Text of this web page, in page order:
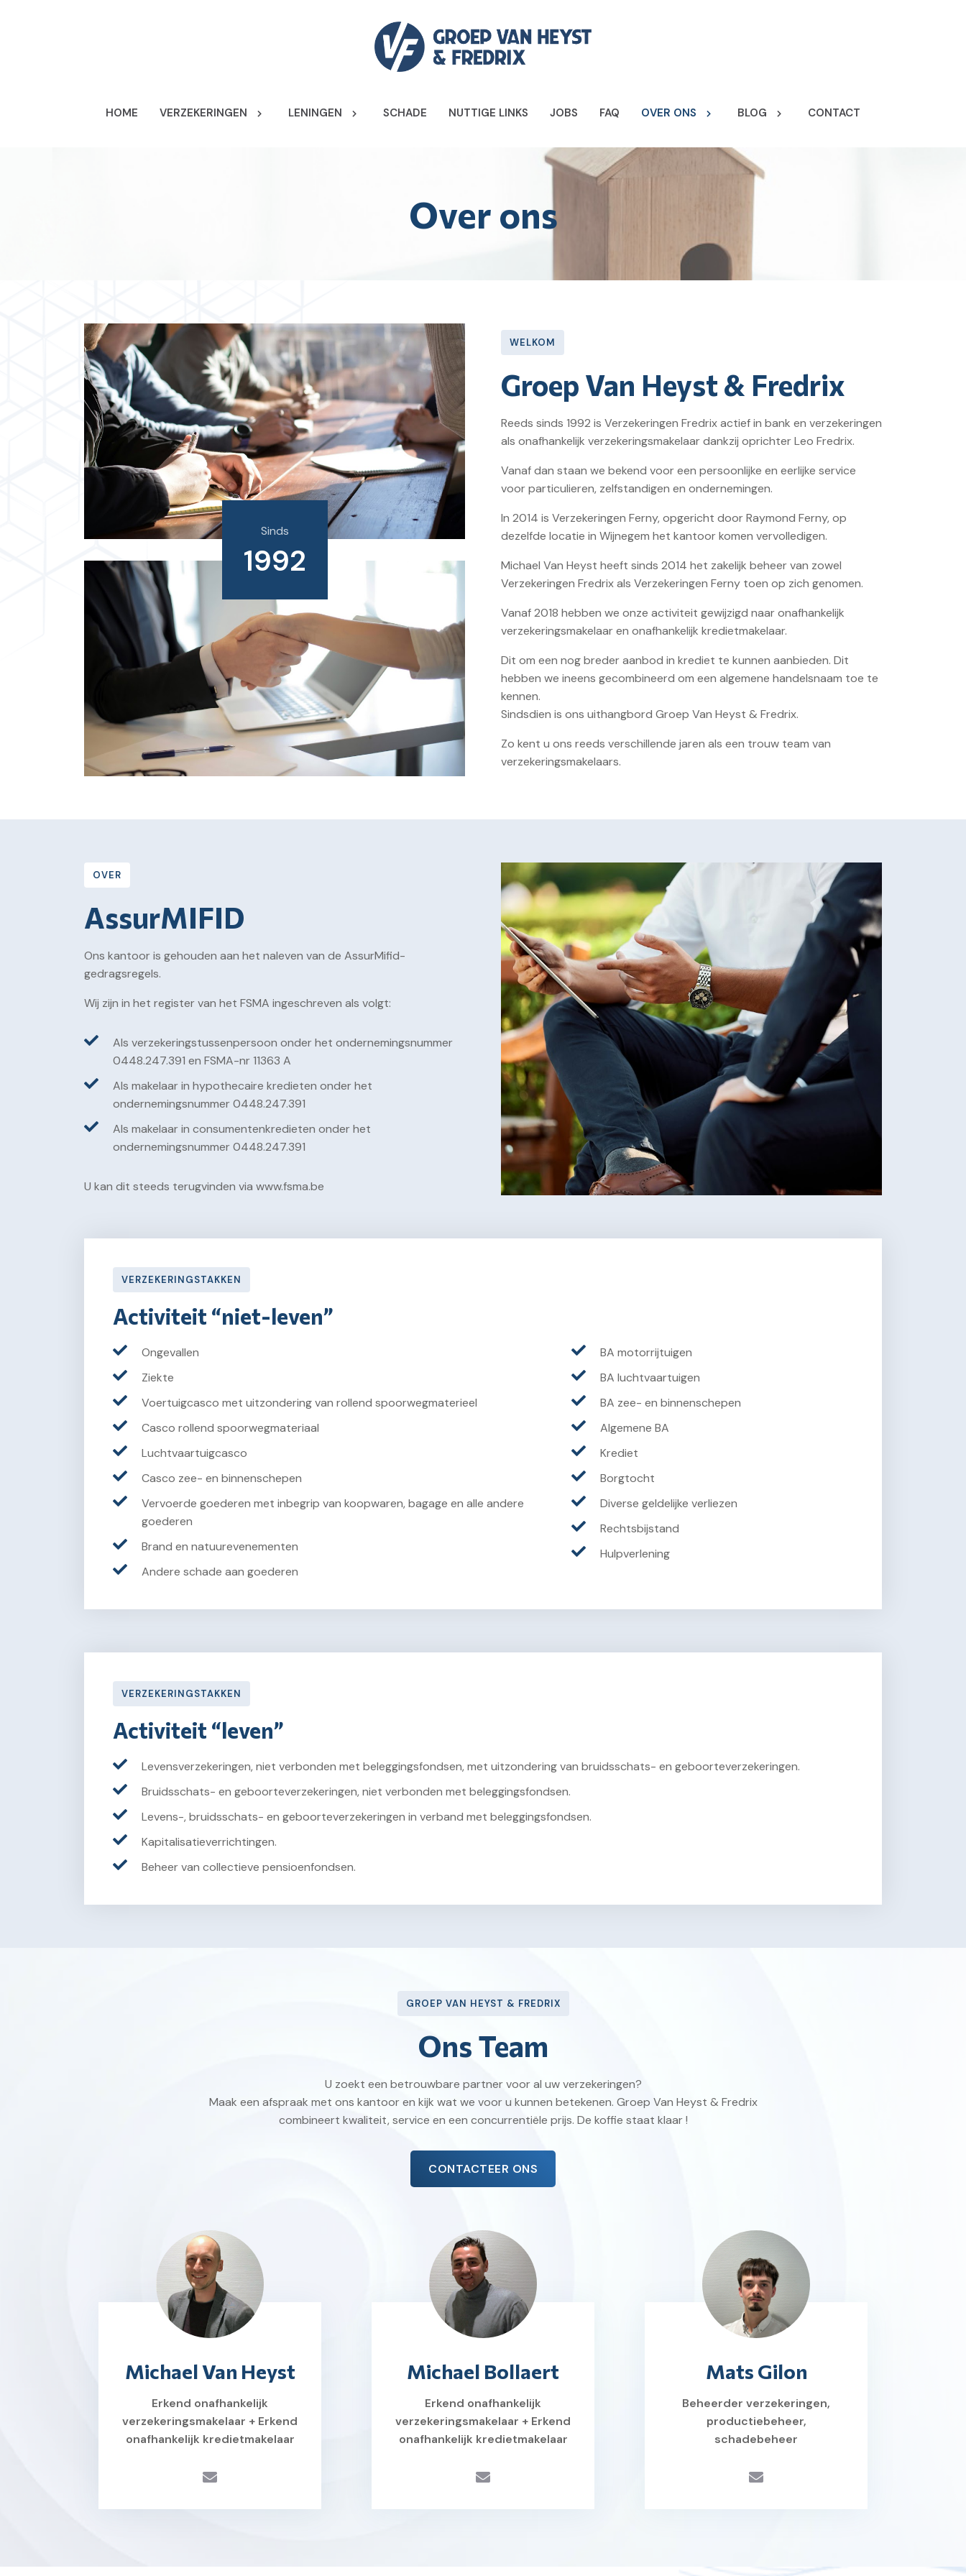
HOME VERZEKERINGEN LENINGEN SCHADE NUTTIGE LINKS JOBS FAQ OVER ONS BLOG CONTACT
Over ons
Sinds
1992
WELKOM
Groep Van Heyst & Fredrix
Reeds sinds 1992 is Verzekeringen Fredrix actief in bank en verzekeringen
als onafhankelijk verzekeringsmakelaar dankzij oprichter Leo Fredrix.
Vanaf dan staan we bekend voor een persoonlijke en eerlijke service
voor particulieren, zelfstandigen en ondernemingen.
In 2014 is Verzekeringen Ferny, opgericht door Raymond Ferny, op
dezelfde locatie in Wijnegem het kantoor komen vervolledigen.
Michael Van Heyst heeft sinds 2014 het zakelijk beheer van zowel
Verzekeringen Fredrix als Verzekeringen Ferny toen op zich genomen.
Vanaf 2018 hebben we onze activiteit gewijzigd naar onafhankelijk
verzekeringsmakelaar en onafhankelijk kredietmakelaar.
Dit om een nog breder aanbod in krediet te kunnen aanbieden. Dit
hebben we ineens gecombineerd om een algemene handelsnaam toe te
kennen.
Sindsdien is ons uithangbord Groep Van Heyst & Fredrix.
Zo kent u ons reeds verschillende jaren als een trouw team van
verzekeringsmakelaars.
OVER
AssurMIFID
Ons kantoor is gehouden aan het naleven van de AssurMifid-
gedragsregels.
Wij zijn in het register van het FSMA ingeschreven als volgt:
Als verzekeringstussenpersoon onder het ondernemingsnummer
0448.247.391 en FSMA-nr 11363 A
Als makelaar in hypothecaire kredieten onder het
ondernemingsnummer 0448.247.391
Als makelaar in consumentenkredieten onder het
ondernemingsnummer 0448.247.391
U kan dit steeds terugvinden via www.fsma.be
VERZEKERINGSTAKKEN
Activiteit “niet-leven”
Ongevallen
Ziekte
Voertuigcasco met uitzondering van rollend spoorwegmaterieel
Casco rollend spoorwegmateriaal
Luchtvaartuigcasco
Casco zee- en binnenschepen
Vervoerde goederen met inbegrip van koopwaren, bagage en alle andere
goederen
Brand en natuurevenementen
Andere schade aan goederen
BA motorrijtuigen
BA luchtvaartuigen
BA zee- en binnenschepen
Algemene BA
Krediet
Borgtocht
Diverse geldelijke verliezen
Rechtsbijstand
Hulpverlening
VERZEKERINGSTAKKEN
Activiteit “leven”
Levensverzekeringen, niet verbonden met beleggingsfondsen, met uitzondering van bruidsschats- en geboorteverzekeringen.
Bruidsschats- en geboorteverzekeringen, niet verbonden met beleggingsfondsen.
Levens-, bruidsschats- en geboorteverzekeringen in verband met beleggingsfondsen.
Kapitalisatieverrichtingen.
Beheer van collectieve pensioenfondsen.
GROEP VAN HEYST & FREDRIX
Ons Team
U zoekt een betrouwbare partner voor al uw verzekeringen?
Maak een afspraak met ons kantoor en kijk wat we voor u kunnen betekenen. Groep Van Heyst & Fredrix
combineert kwaliteit, service en een concurrentiële prijs. De koffie staat klaar !
CONTACTEER ONS
Michael Van Heyst
Erkend onafhankelijk
verzekeringsmakelaar + Erkend
onafhankelijk kredietmakelaar
Michael Bollaert
Erkend onafhankelijk
verzekeringsmakelaar + Erkend
onafhankelijk kredietmakelaar
Mats Gilon
Beheerder verzekeringen,
productiebeheer,
schadebeheer